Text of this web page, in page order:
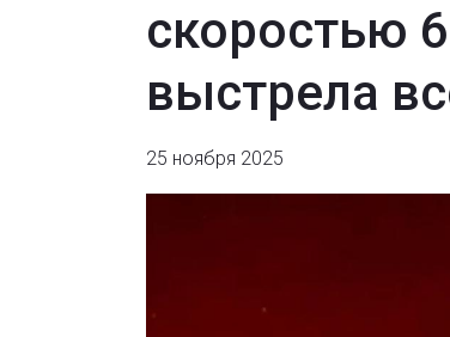
скоростью
выстрела
25 ноября 2025